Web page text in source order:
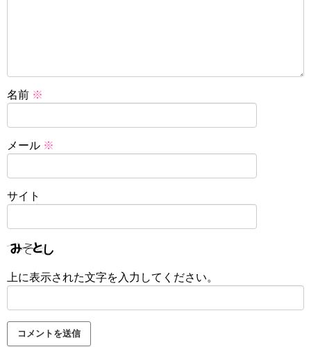
名前 ※
メール ※
サイト
上に表示された文字を入力してください。